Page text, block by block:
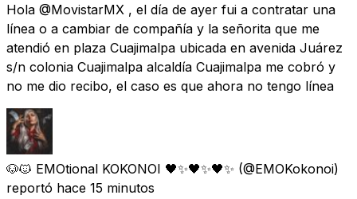
Hola @MovistarMX , el día de ayer fui a contratar una
línea o a cambiar de compañía y la señorita que me
atendió en plaza Cuajimalpa ubicada en avenida Juárez
s/n colonia Cuajimalpa alcaldía Cuajimalpa me cobró y
no me dio recibo, el caso es que ahora no tengo línea
🐶🐱 EMOtional KOKONOI 🖤✨🖤✨🖤✨ (@EMOKokonoi)
reportó hace 15 minutos